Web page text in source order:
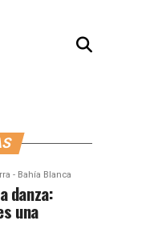
- Bahía Blanca
danza:
una